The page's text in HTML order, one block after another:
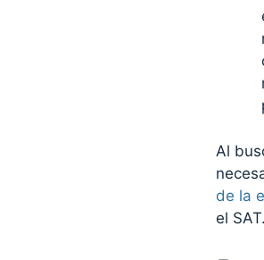
Al
de la
el SAT.